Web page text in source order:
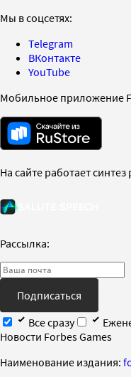
Мы в соцсетях:
Telegram
ВКонтакте
YouTube
Мобильное приложение
На сайте работает синтез
Рассылка:
Подписаться
Все сразу
Новости Forbes Games
Наименование издания: